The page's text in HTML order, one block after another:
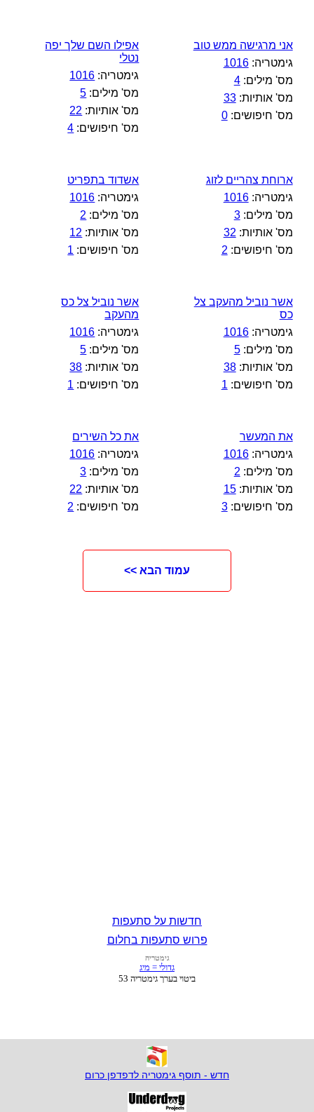
אני מרגישה ממש טוב
גימטריה:1016
מס' מילים:4
מס' אותיות:33
מס' חיפושים:0
אפילו השם שלך יפה
נטלי
גימטריה: 1016
מס' מילים: 5
מס' אותיות: 22
מס' חיפושים: 4
ארוחת צהריים לזוג
גימטריה:1016
מס' מילים:3
מס' אותיות: 32
מס' חיפושים: 2
אשדוד בתפריט
גימטריה: 1016
מס' מילים: 2
מס' אותיות: 12
מס' חיפושים: 1
אשר נוביל מהעקב צל
כס
גימטריה:1016
מס' מילים:5
מס' אותיות:38
מס' חיפושים: 1
אשר נוביל צל כס
מהעקב
גימטריה: 1016
מס' מילים: 5
מס' אותיות: 38
מס' חיפושים: 1
את המעשר
גימטריה:1016
מס' מילים: 2
מס' אותיות:15
מס' חיפושים:3
את כל השירים
גימטריה: 1016
מס' מילים: 3
מס' אותיות: 22
מס' חיפושים: 2
עמוד הבא >>
חדשות על סתעפות
פרוש סתעפות בחלום
חדש - תוסף גימטריה לדפדפן כרום